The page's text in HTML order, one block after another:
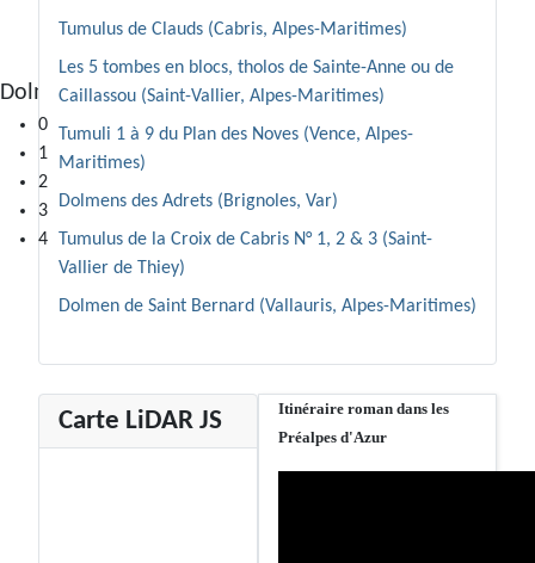
Dolmen de Colle Basse II (Saint-Cézaire)
0
1
2
3
4
Tumulus de Clauds (Cabris, Alpes-Maritimes)
Les 5 tombes en blocs, tholos de Sainte-Anne ou de
Caillassou (Saint-Vallier, Alpes-Maritimes)
Tumuli 1 à 9 du Plan des Noves (Vence, Alpes-
Maritimes)
Dolmens des Adrets (Brignoles, Var)
Tumulus de la Croix de Cabris N° 1, 2 & 3 (Saint-
Vallier de Thiey)
Dolmen de Saint Bernard (Vallauris, Alpes-Maritimes)
Carte LiDAR JS
Itinéraire roman dans les
Préalpes d'Azur